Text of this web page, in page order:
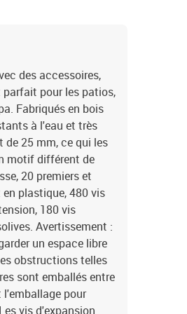
des accessoires,
pour les patios,
Fabriqués en bois
à l'eau et très
de 25 mm, ce qui les
motif différent de
20 premiers et
plastique, 480 vis
180 vis
Avertissement :
un espace libre
obstructions telles
sont emballés entre
l'emballage pour
vis d'expansion